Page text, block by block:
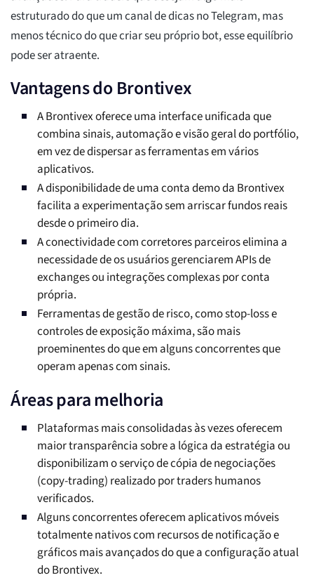
estruturado do que um canal de dicas no Telegram, mas
menos técnico do que criar seu próprio bot, esse equilíbrio
pode ser atraente.
Vantagens do Brontivex
A Brontivex oferece uma interface unificada que
combina sinais, automação e visão geral do portfólio,
em vez de dispersar as ferramentas em vários
aplicativos.
A disponibilidade de uma conta demo da Brontivex
facilita a experimentação sem arriscar fundos reais
desde o primeiro dia.
A conectividade com corretores parceiros elimina a
necessidade de os usuários gerenciarem APIs de
exchanges ou integrações complexas por conta
própria.
Ferramentas de gestão de risco, como stop-loss e
controles de exposição máxima, são mais
proeminentes do que em alguns concorrentes que
operam apenas com sinais.
Áreas para melhoria
Plataformas mais consolidadas às vezes oferecem
maior transparência sobre a lógica da estratégia ou
disponibilizam o serviço de cópia de negociações
(copy-trading) realizado por traders humanos
verificados.
Alguns concorrentes oferecem aplicativos móveis
totalmente nativos com recursos de notificação e
gráficos mais avançados do que a configuração atual
do Brontivex.